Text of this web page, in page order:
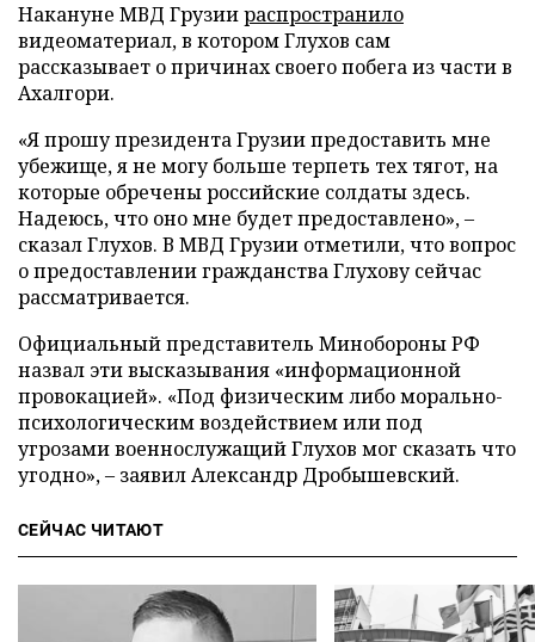
Накануне МВД Грузиираспространило
видеоматериал, в котором Глухов сам
рассказывает о причинах своего побега из части в
Ахалгори.
«Я прошу президента Грузии предоставить мне
убежище, я не могу больше терпеть тех тягот, на
которые обречены российские солдаты здесь.
Надеюсь, что оно мне будет предоставлено», –
сказал Глухов. В МВД Грузии отметили, что вопрос
о предоставлении гражданства Глухову сейчас
рассматривается.
Официальный представитель Минобороны РФ
назвал эти высказывания «информационной
провокацией». «Под физическим либо морально-
психологическим воздействием или под
угрозами военнослужащий Глухов мог сказать что
угодно», – заявил Александр Дробышевский.
СЕЙЧАС ЧИТАЮТ